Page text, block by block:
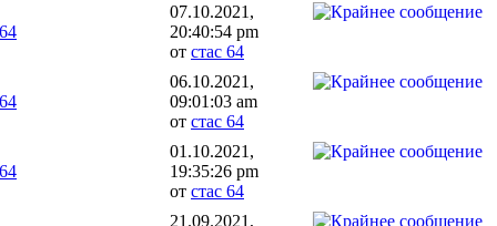
07.10.2021,
20:40:54 pm
от стас 64
06.10.2021,
09:01:03 am
от стас 64
01.10.2021,
19:35:26 pm
от стас 64
21.09.2021,